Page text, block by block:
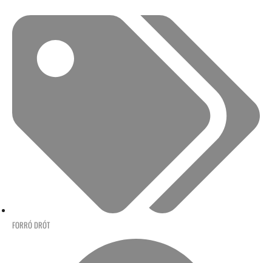
FORRÓ DRÓT